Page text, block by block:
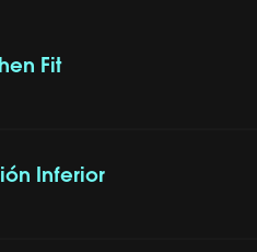
Fit
Inferior